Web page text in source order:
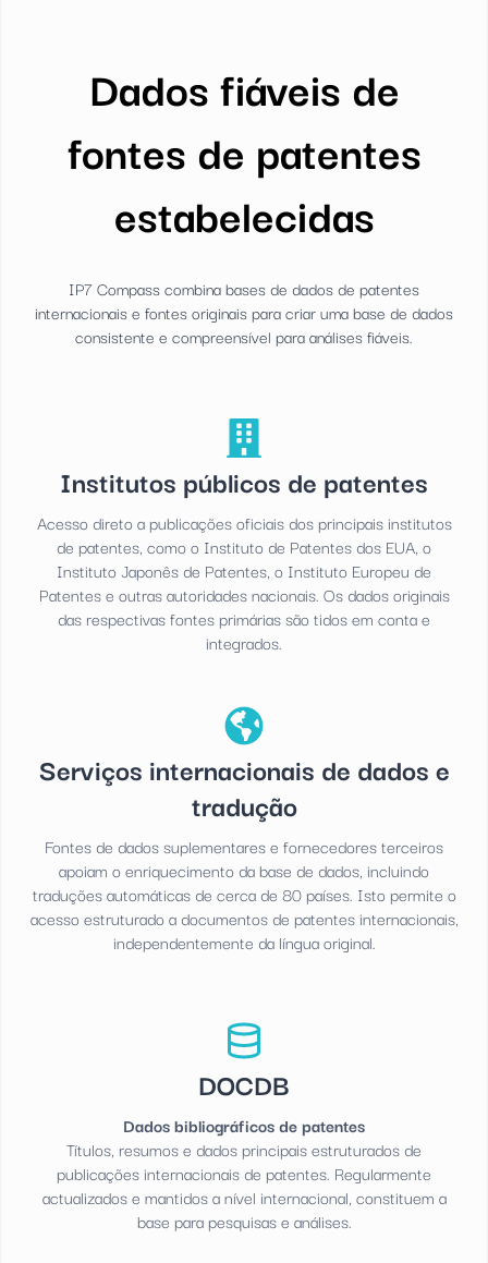
Dados fiáveis de
fontes de patentes
estabelecidas
IP7 Compass combina bases de dados de patentes
internacionais e fontes originais para criar uma base de dados
consistente e compreensível para análises fiáveis.
Institutos públicos de patentes
Acesso direto a publicações oficiais dos principais institutos
de patentes, como o Instituto de Patentes dos EUA, o
Instituto Japonês de Patentes, o Instituto Europeu de
Patentes e outras autoridades nacionais. Os dados originais
das respectivas fontes primárias são tidos em conta e
integrados.
Serviços internacionais de dados e
tradução
Fontes de dados suplementares e fornecedores terceiros
apoiam o enriquecimento da base de dados, incluindo
traduções automáticas de cerca de 80 países. Isto permite o
acesso estruturado a documentos de patentes internacionais,
independentemente da língua original.
DOCDB
Dados bibliográficos de patentes
Títulos, resumos e dados principais estruturados de
publicações internacionais de patentes. Regularmente
actualizados e mantidos a nível internacional, constituem a
base para pesquisas e análises.